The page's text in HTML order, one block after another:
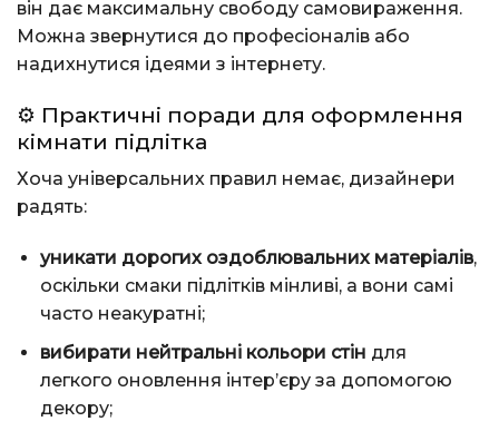
він дає максимальну свободу самовираження.
Можна звернутися до професіоналів або
надихнутися ідеями з інтернету.
⚙️ Практичні поради для оформлення
кімнати підлітка
Хоча універсальних правил немає, дизайнери
радять:
уникати дорогих оздоблювальних матеріалів,
оскільки смаки підлітків мінливі, а вони самі
часто неакуратні;
вибирати нейтральні кольори стін для
легкого оновлення інтер’єру за допомогою
декору;